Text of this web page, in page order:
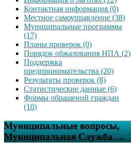
Контактная информация (0)
Местное самоуправление (38)
Муниципальные программы
(17)
Планы проверок (0)
Порядок обжалования НПА (2)
Поддержка
предпринимательства (20)
Результаты проверок (8)
Статистические данные (6)
Формы обращений граждан
(10)
Муниципальные вопросы,
Муниципальная Служба….